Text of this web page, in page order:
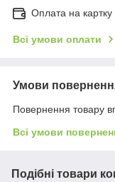
Оплата на
Всі умови оплати
Умови
Повернення товару
Всі умови
Подібні товари